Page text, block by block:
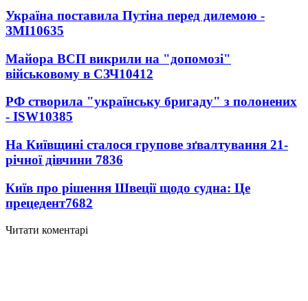
Україна поставила Путіна перед дилемою -
ЗМІ10635
Майора ВСП викрили на "допомозі"
військовому в СЗЧ10412
РФ створила "українську бригаду" з полонених
- ISW10385
На Київщині сталося групове зґвалтування 21-
річної дівчини 7836
Київ про рішення Швеції щодо судна: Це
прецедент7682
Читати коментарі